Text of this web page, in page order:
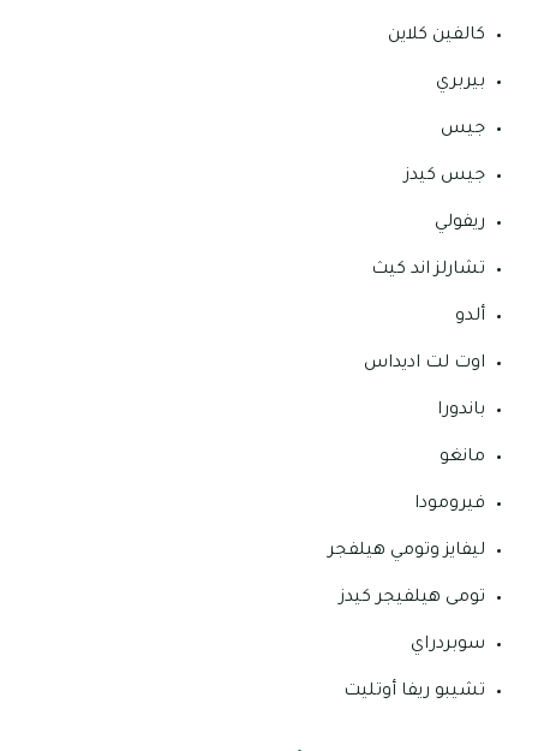
كالفين كلاين
بيربري
جيس
جيس كيدز
ريفولي
تشارلز اند كيث
ألدو
اوت لت اديداس
باندورا
مانغو
فيرومودا
ليفايز وتومي هيلفجر
تومى هيلفيجر كيدز
سوبردراي
تشيبو ريفا أوتليت